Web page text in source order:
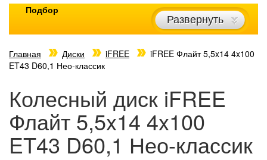
Подбор
Развернуть
Главная Диски iFREE
iFREE Флайт 5,5x14 4x100
ET43 D60,1 Нео-классик
Колесный диск iFREE
Флайт 5,5x14 4x100
ET43 D60,1 Нео-классик